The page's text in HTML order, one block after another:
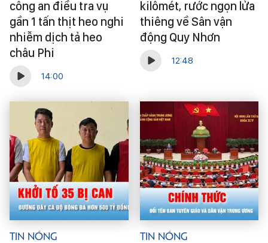
công an điều tra vụ
gần 1 tấn thịt heo nghi
nhiễm dịch tả heo
châu Phi
14:00
kilômét, rước ngọn lửa
thiêng về Sân vận
động Quy Nhơn
12:48
Tin Nóng Tin Nóng